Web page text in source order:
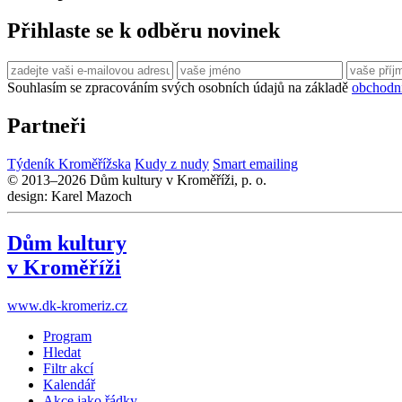
Přihlaste se k odběru novinek
Souhlasím se zpracováním svých osobních údajů na základě
Partneři
Týdeník Kroměřížska Kudy z nudy Smart emailing
© 2013–2026 Dům kultury v Kroměříži, p. o.
design: Karel Mazoch
Dům kultury
v Kroměříži
www.dk-kromeriz.cz
Program
Hledat
Filtr akcí
Kalendář